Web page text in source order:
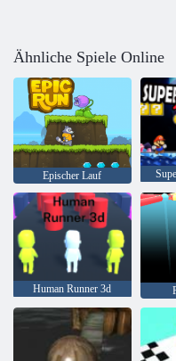
Ähnliche Spiele Online
Epischer Lauf
Human Runner 3d